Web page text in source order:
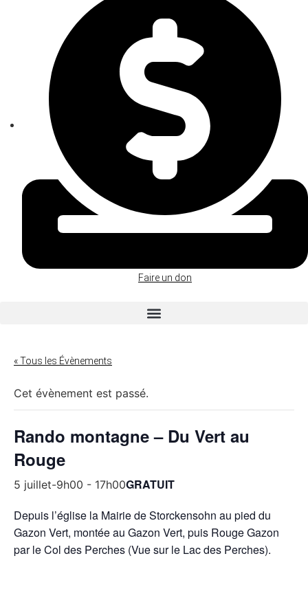
Faire un don
« Tous les Évènements
Cet évènement est passé.
Rando montagne – Du Vert au
Rouge
5 juillet-9h00 - 17h00GRATUIT
Depuis l’église la Mairie de Storckensohn au pied du
Gazon Vert, montée au Gazon Vert, puis Rouge Gazon
par le Col des Perches (Vue sur le Lac des Perches).